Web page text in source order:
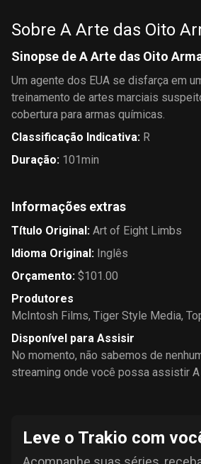
Sobre A Arte das Oito
Sinopse de A Arte das Oito
Um agente dos EUA se disfarça em
treinamento de artes marciais
cobertura para armas químicas.
Classificação Indicativa: R
Duração: 101min
Informações extras
Título Original: Art of Eight Limbs
Idioma Original: Inglês
Orçamento: $101.00
Produtores
McIntosh Films, Tiger Style Media,
Disponível para Assisir
No momento, não sabemos de
streaming onde você possa assistir
Leve o Trakio com